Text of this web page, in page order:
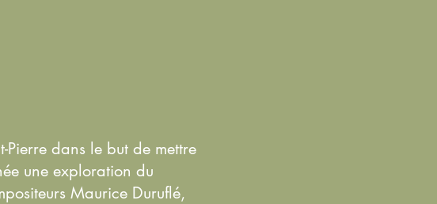
dans le but de mettre
une exploration du
Maurice Duruflé,